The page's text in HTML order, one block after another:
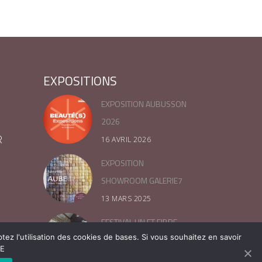
EXPOSITIONS
EXPOSITION AUBUSSON
2026
16 AVRIL 2026
EXPOSITION
SHOWROOM GALERIE7
13 MARS 2025
FESTIVAL LIN ET FIBRE –
NORMANDIE 2024
l'utilisation des cookies de bases. Si vous souhaitez en savoir